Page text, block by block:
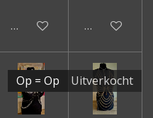
hoogte
In winkelwagen
In
Op = Op Uitverkocht